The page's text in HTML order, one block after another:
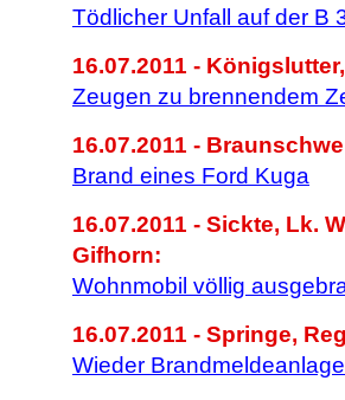
Tödlicher Unfall auf der B
16.07.2011 -
Zeugen zu brennendem
16.07.2011 -
Brand eines Ford Kuga
16.07.2011 - Sickte, Lk.
Gifhorn:
Wohnmobil völlig
16.07.2011 - Springe,
Wieder Brandmeldeanlage